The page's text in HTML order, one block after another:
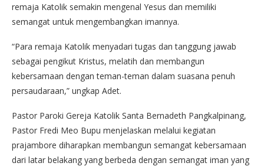
remaja Katolik semakin mengenal Yesus dan memiliki
semangat untuk mengembangkan imannya.
“Para remaja Katolik menyadari tugas dan tanggung jawab
sebagai pengikut Kristus, melatih dan membangun
kebersamaan dengan teman-teman dalam suasana penuh
persaudaraan,” ungkap Adet.
Pastor Paroki Gereja Katolik Santa Bernadeth Pangkalpinang,
Pastor Fredi Meo Bupu menjelaskan melalui kegiatan
prajambore diharapkan membangun semangat kebersamaan
dari latar belakang yang berbeda dengan semangat iman yang